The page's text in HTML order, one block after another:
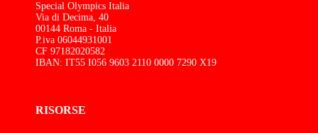
Special Olympics Italia
Via di Decima, 40
00144 Roma - Italia
P.iva 06044931001
CF 97182020582
IBAN: IT55 I056 9603 2110 0000 7290 X19
RISORSE